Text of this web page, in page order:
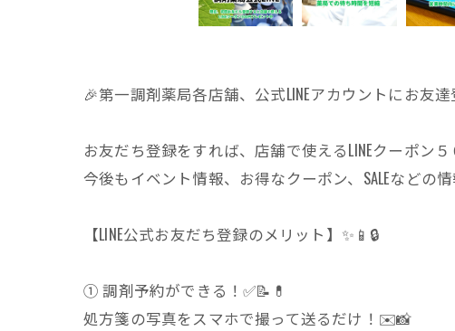
🎉第一調剤薬局各店舗、公式LINEアカウントにお友
お友だち登録をすれば、店舗で使えるLINEクーポン
今後もイベント情報、お得なクーポン、SALEなどの
【LINE公式お友だち登録のメリット】✨📱🔒
① 調剤予約ができる！✅📝💊
処方箋の写真をスマホで撮って送るだけ！✉️📸